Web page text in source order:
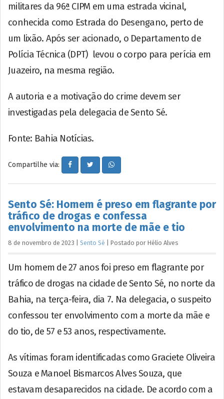
militares da 96ª CIPM em uma estrada vicinal,
conhecida como Estrada do Desengano, perto de
um lixão. Após ser acionado, o Departamento de
Polícia Técnica (DPT) levou o corpo para perícia em
Juazeiro, na mesma região.
A autoria e a motivação do crime devem ser
investigadas pela delegacia de Sento Sé.
Fonte: Bahia Notícias.
Compartilhe via:
Sento Sé: Homem é preso em flagrante por
tráfico de drogas e confessa
envolvimento na morte de mãe e tio
8 de novembro de 2023 Sento Sé Postado por Hélio Alves
Um homem de 27 anos foi preso em flagrante por
tráfico de drogas na cidade de Sento Sé, no norte da
Bahia, na terça-feira, dia 7. Na delegacia, o suspeito
confessou ter envolvimento com a morte da mãe e
do tio, de 57 e 53 anos, respectivamente.
As vítimas foram identificadas como Graciete Oliveira
Souza e Manoel Bismarcos Alves Souza, que
estavam desaparecidos na cidade. De acordo com a